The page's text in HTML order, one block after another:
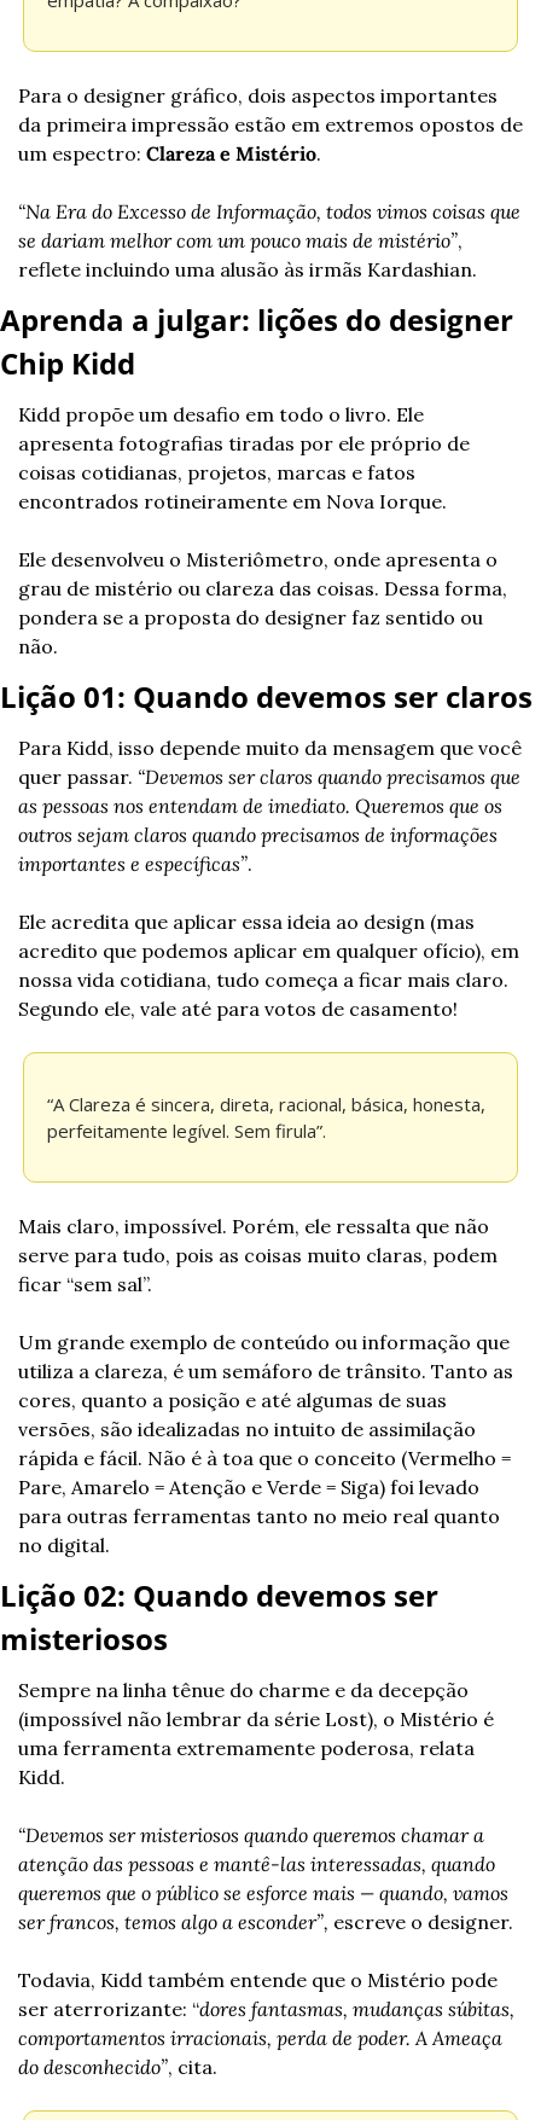
Para o designer gráfico, dois aspectos importantes
da primeira impressão estão em extremos opostos de
um espectro: Clareza e Mistério.
“Na Era do Excesso de Informação, todos vimos coisas que
se dariam melhor com um pouco mais de mistério”,
reflete incluindo uma alusão às irmãs Kardashian.
Aprenda a julgar: lições do designer
Chip Kidd
Kidd propõe um desafio em todo o livro. Ele
apresenta fotografias tiradas por ele próprio de
coisas cotidianas, projetos, marcas e fatos
encontrados rotineiramente em Nova Iorque.
Ele desenvolveu o Misteriômetro, onde apresenta o
grau de mistério ou clareza das coisas. Dessa forma,
pondera se a proposta do designer faz sentido ou
não.
Lição 01: Quando devemos ser claros
Para Kidd, isso depende muito da mensagem que você
quer passar. “Devemos ser claros quando precisamos que
as pessoas nos entendam de imediato. Queremos que os
outros sejam claros quando precisamos de informações
importantes e específicas”.
Ele acredita que aplicar essa ideia ao design (mas
acredito que podemos aplicar em qualquer ofício), em
nossa vida cotidiana, tudo começa a ficar mais claro.
Segundo ele, vale até para votos de casamento!
“A Clareza é sincera, direta, racional, básica, honesta,
perfeitamente legível. Sem firula”.
Mais claro, impossível. Porém, ele ressalta que não
serve para tudo, pois as coisas muito claras, podem
ficar “sem sal”.
Um grande exemplo de conteúdo ou informação que
utiliza a clareza, é um semáforo de trânsito. Tanto as
cores, quanto a posição e até algumas de suas
versões, são idealizadas no intuito de assimilação
rápida e fácil. Não é à toa que o conceito (Vermelho =
Pare, Amarelo = Atenção e Verde = Siga) foi levado
para outras ferramentas tanto no meio real quanto
no digital.
Lição 02: Quando devemos ser
misteriosos
Sempre na linha tênue do charme e da decepção
(impossível não lembrar da série Lost), o Mistério é
uma ferramenta extremamente poderosa, relata
Kidd.
“Devemos ser misteriosos quando queremos chamar a
atenção das pessoas e mantê-las interessadas, quando
queremos que o público se esforce mais — quando, vamos
ser francos, temos algo a esconder”, escreve o designer.
Todavia, Kidd também entende que o Mistério pode
ser aterrorizante: “dores fantasmas, mudanças súbitas,
comportamentos irracionais, perda de poder. A Ameaça
do desconhecido”, cita.